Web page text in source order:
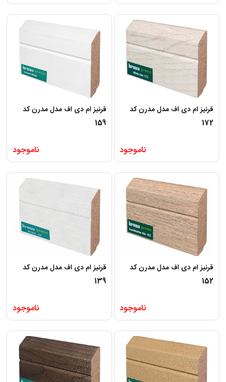
قرنیز ام دی اف مدل مدرن کد
172
ناموجود
قرنیز ام دی اف مدل مدرن کد
159
ناموجود
قرنیز ام دی اف مدل مدرن کد
152
ناموجود
قرنیز ام دی اف مدل مدرن کد
139
ناموجود